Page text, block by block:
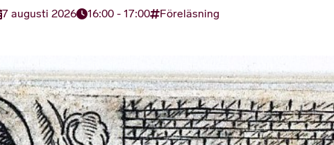
7 augusti 2026 16:00 - 17:00 Föreläsning